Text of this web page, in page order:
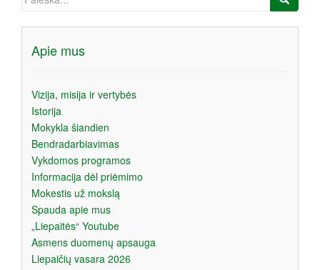
Apie mus
Vizija, misija ir vertybės
Istorija
Mokykla šiandien
Bendradarbiavimas
Vykdomos programos
Informacija dėl priėmimo
Mokestis už mokslą
Spauda apie mus
„Liepaitės“ Youtube
Asmens duomenų apsauga
Liepaičių vasara 2026